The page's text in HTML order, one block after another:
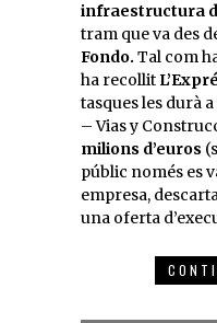
infraestructura
tram que va des
Fondo. Tal com
ha recollit
tasques les durà
– Vias y
milions d’euros
públic només es
empresa,
una oferta